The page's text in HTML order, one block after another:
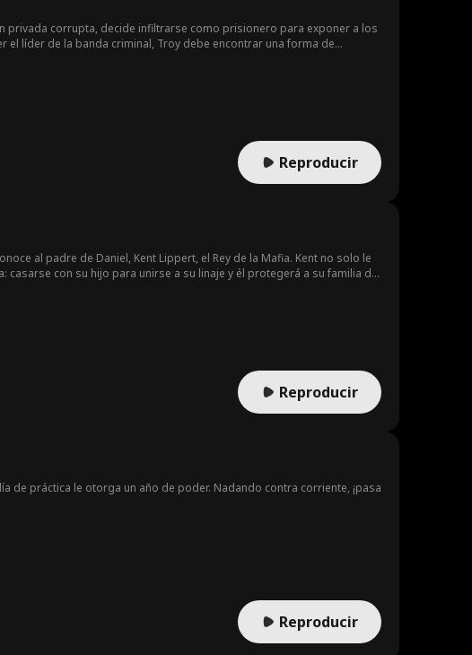
privada corrupta, decide infiltrarse como prisionero para exponer a los
líder de la banda criminal, Troy debe encontrar una forma de
Reproducir
al padre de Daniel, Kent Lippert, el Rey de la Mafia. Kent no solo le
con su hijo para unirse a su linaje y él protegerá a su familia de
y Kent vuelven a estar juntos, se casan y viven felices para siempre.
Reproducir
de práctica le otorga un año de poder. Nadando contra corriente, ¡pasa
Reproducir